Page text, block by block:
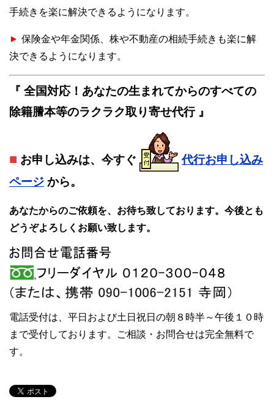
手続きを楽に解決できるようになります。
▲ 保険金や年金関係、株や不動産の相続手続きも楽に解
決できるようになります。
『 全国対応！あなたの生まれてからのすべての
除籍謄本等のラクラク取り寄せ代行 』
■ お申し込みは、今すぐ
代行お申し込み
ページ から。
あなたからのご依頼を、お待ち致しております。今後とも
どうぞよろしくお願い致します。
電話受付は、平日および土日祝日の朝８時半～午後１０時
まで受付しております。ご相談・お問合せは完全無料で
す。